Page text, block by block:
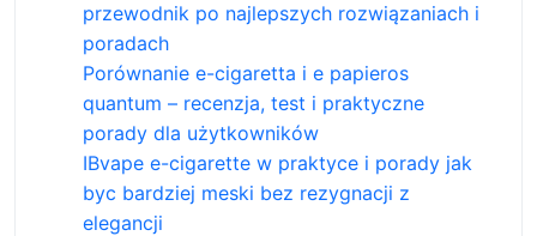
przewodnik po najlepszych rozwiązaniach i
poradach
Porównanie e-cigaretta i e papieros
quantum – recenzja, test i praktyczne
porady dla użytkowników
IBvape e-cigarette w praktyce i porady jak
byc bardziej meski bez rezygnacji z
elegancji